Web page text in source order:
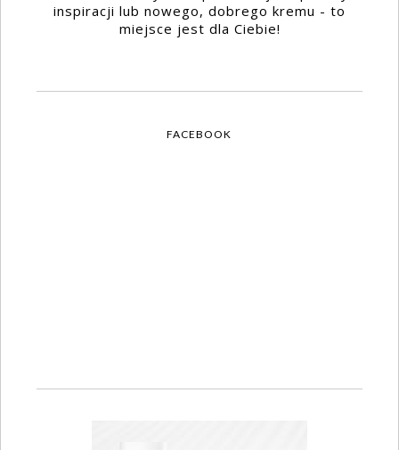
inspiracji lub nowego, dobrego kremu - to
miejsce jest dla Ciebie!
FACEBOOK